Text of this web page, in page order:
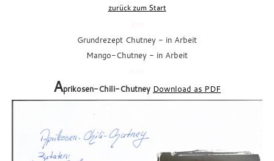
zurück zum Start
Grundrezept Chutney - in Arbeit
Mango-Chutney - in Arbeit
Aprikosen-Chili-Chutney Download as PDF